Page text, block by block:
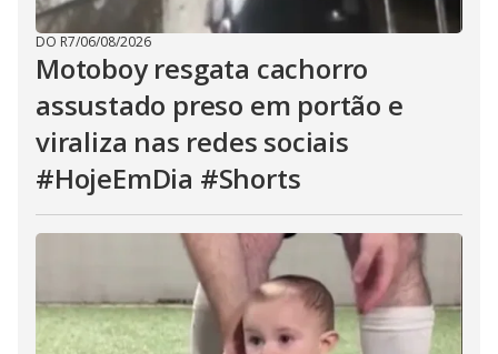
DO R7/06/08/2026
Motoboy resgata cachorro
assustado preso em portão e
viraliza nas redes sociais
#HojeEmDia #Shorts